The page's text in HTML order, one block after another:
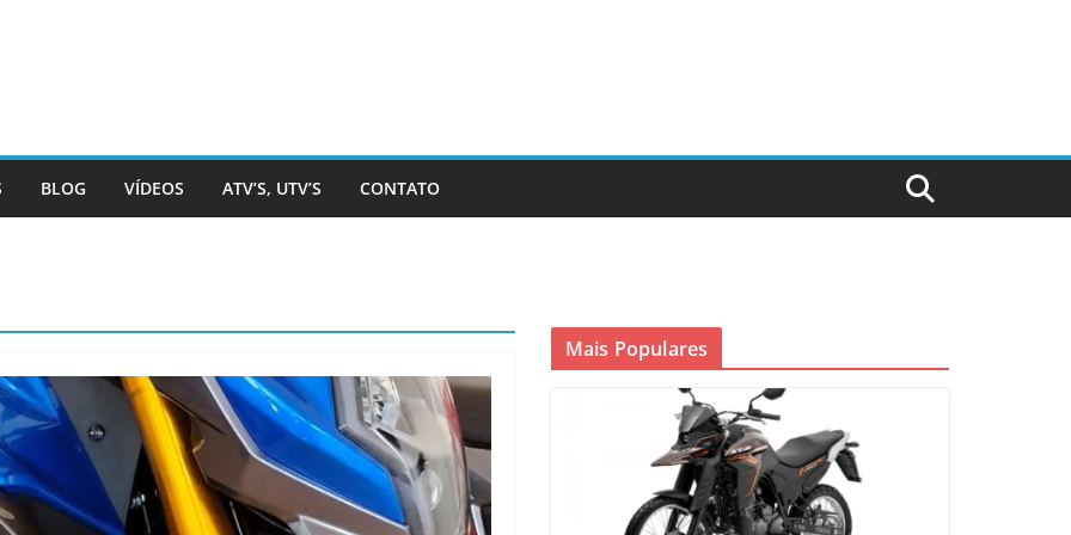
BLOG VÍDEOS ATV’S, UTV’S CONTATO
Mais Populares